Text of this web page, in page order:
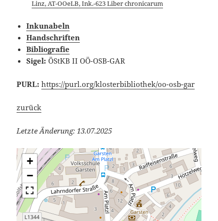
Linz, AT-OOeLB, Ink.-623 Liber chronicarum
Inkunabeln
Handschriften
Bibliografie
Sigel: ÖStKB II OÖ-OSB-GAR
PURL: https://purl.org/klosterbibliothek/oo-osb-gar
zurück
Letzte Änderung: 13.07.2025
+
−